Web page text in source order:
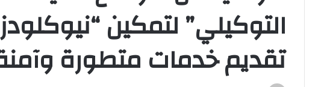
تقديم خدمات متطورة